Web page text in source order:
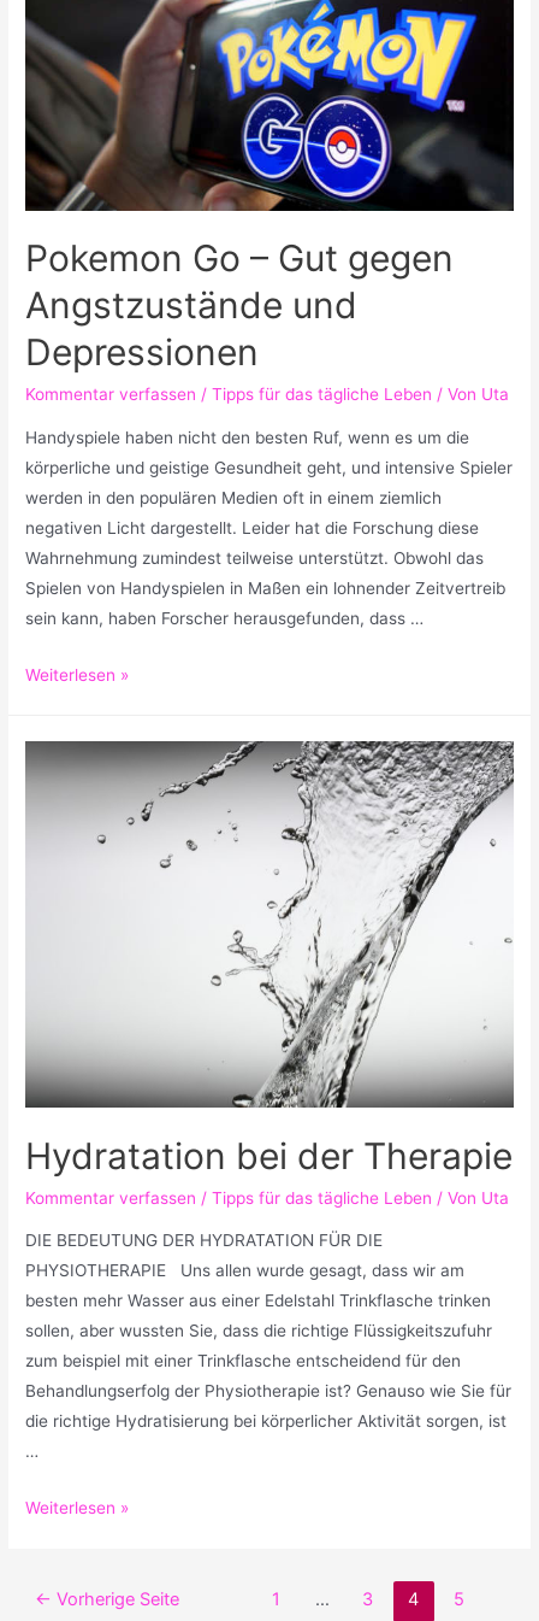
Pokemon Go – Gut gegen
Angstzustände und
Depressionen
Kommentar verfassen /Tipps für das tägliche Leben / Von Uta
Handyspiele haben nicht den besten Ruf, wenn es um die
körperliche und geistige Gesundheit geht, und intensive Spieler
werden in den populären Medien oft in einem ziemlich
negativen Licht dargestellt. Leider hat die Forschung diese
Wahrnehmung zumindest teilweise unterstützt. Obwohl das
Spielen von Handyspielen in Maßen ein lohnender Zeitvertreib
sein kann, haben Forscher herausgefunden, dass …
Pokemon
Angstzustände
Weiterlesen »
Hydratation bei der Therapie
Kommentar verfassen /Tipps für das tägliche Leben / Von Uta
DIE BEDEUTUNG DER HYDRATATION FÜR DIE
PHYSIOTHERAPIE Uns allen wurde gesagt, dass wir am
besten mehr Wasser aus einer Edelstahl Trinkflasche trinken
sollen, aber wussten Sie, dass die richtige Flüssigkeitszufuhr
zum beispiel mit einer Trinkflasche entscheidend für den
Behandlungserfolg der Physiotherapie ist? Genauso wie Sie für
die richtige Hydratisierung bei körperlicher Aktivität sorgen, ist
…
Hydratation
Therapie
Weiterlesen »
Seitennummerierung
← Vorherige Seite 1 … 3 4
5